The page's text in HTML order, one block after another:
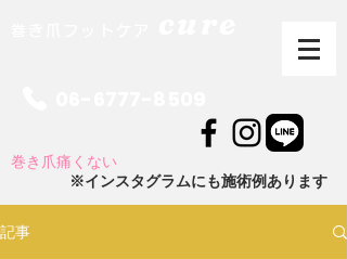
巻き爪痛くない
※インスタグラムにも施術例あります
記事